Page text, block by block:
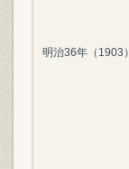
明治36年（1903）